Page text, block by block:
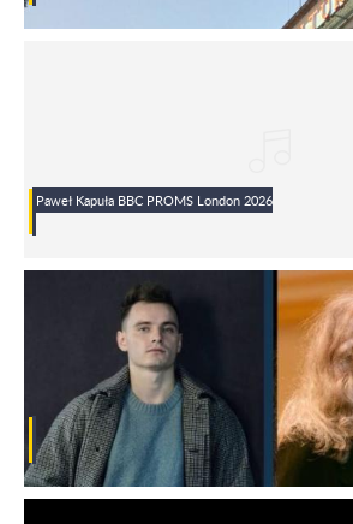
Paweł Kapuła BBC PROMS London 2026